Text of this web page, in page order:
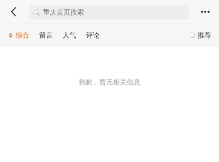
推荐
综合 留言 人气 评论
抱歉，暂无相关信息